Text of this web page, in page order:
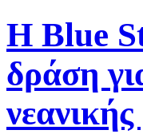
Η Blue
δράση
νεανικής